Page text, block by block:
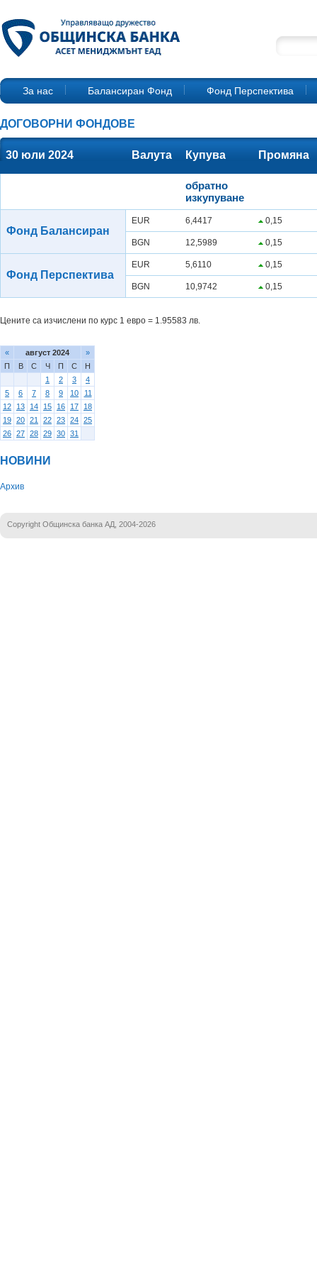
За нас Балансиран Фонд Фонд Перспектива
ДОГОВОРНИ ФОНДОВЕ
30 юли 2024 Валута Купува Промяна
обратно
изкупуване
Фонд Балансиран
EUR 6,4417 0,15
BGN 12,5989 0,15
Фонд Перспектива
EUR 5,6110 0,15
BGN 10,9742 0,15
Цените са изчислени по курс 1 евро = 1.95583 лв.
« август 2024
»
П
В С Ч П С
Н
1
2 3
4
5
6 7 8 9 10
11
12
13 14 15 16 17
18
19 20 21 22 23 24 25
26 27 28 29 30 31
НОВИНИ
Архив
Copyright Общинска банка АД, 2004-2026